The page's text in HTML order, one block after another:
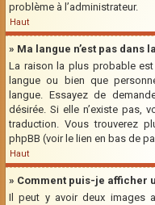
problème à l’administrateur.
Haut
» Ma langue n’est pas dans
La raison la plus probable est
langue ou bien que
langue. Essayez de
désirée. Si elle n’existe pas,
traduction. Vous trouverez
phpBB (voir le lien en bas de
Haut
» Comment puis-je afficher
Il peut y avoir deux images